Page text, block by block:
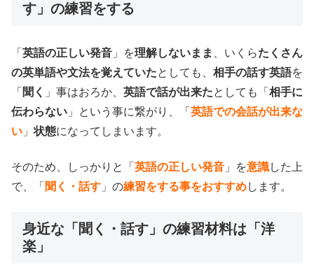
す」の練習をする
「 英語の正しい発音 」を理解しないまま 、いくらたくさん
の英単語や文法を覚えていたとしても、 相手の話す英語を
「 聞く 」事はおろか、 英語で話が出来たとしても「 相手に
伝わらない 」という事に繋がり、「 英語での会話が出来な
い 」状態になってしまいます。
そのため、しっかりと「 英語の正しい発音 」を意識した上
で、「 聞く・話す 」の練習をする事をおすすめします。
身近な「聞く・話す」の練習材料は「洋
楽」